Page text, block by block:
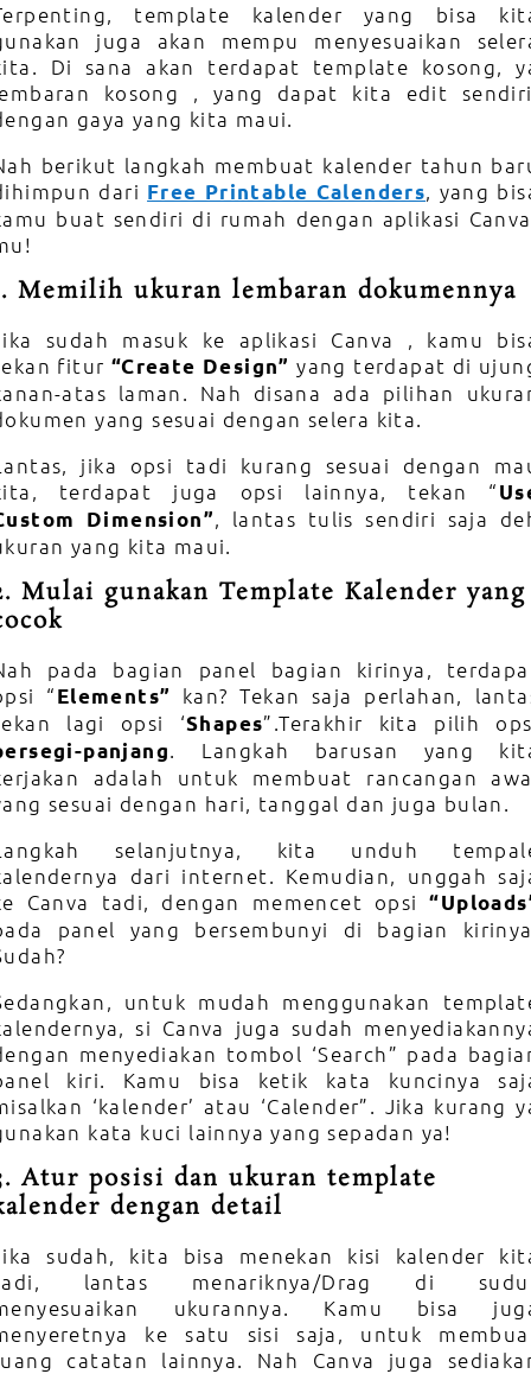
template kalender yang bisa
juga akan mempu menyesuaikan
Di sana akan terdapat template kosong,
kosong , yang dapat kita edit
gaya yang kita maui.
berikut langkah membuat kalender tahun
dari Free Printable Calenders, yang
buat sendiri di rumah dengan aplikasi
Memilih ukuran lembaran dokumennya
sudah masuk ke aplikasi Canva , kamu
fitur “Create Design” yang terdapat di
atas laman. Nah disana ada pilihan
yang sesuai dengan selera kita.
jika opsi tadi kurang sesuai dengan
terdapat juga opsi lainnya, tekan “
Dimension”, lantas tulis sendiri saja
yang kita maui.
Mulai gunakan Template Kalender yang
pada bagian panel bagian kirinya,
“Elements”
kan? Tekan saja perlahan,
lagi opsi ‘Shapes”.Terakhir kita pilih
panjang. Langkah barusan yang
adalah untuk membuat rancangan
sesuai dengan hari, tanggal dan juga bulan.
selanjutnya, kita unduh
dari internet. Kemudian, unggah
Canva tadi, dengan memencet opsi
panel yang bersembunyi di bagian
untuk mudah menggunakan
si Canva juga sudah
menyediakan tombol ‘Search” pada
kiri. Kamu bisa ketik kata kuncinya
‘kalender’ atau ‘Calender”. Jika kurang
kata kuci lainnya yang sepadan ya!
Atur posisi dan ukuran template
dengan detail
sudah, kita bisa menekan kisi kalender
lantas menariknya/Drag di
ukurannya. Kamu bisa
ke satu sisi saja, untuk
catatan lainnya. Nah Canva juga